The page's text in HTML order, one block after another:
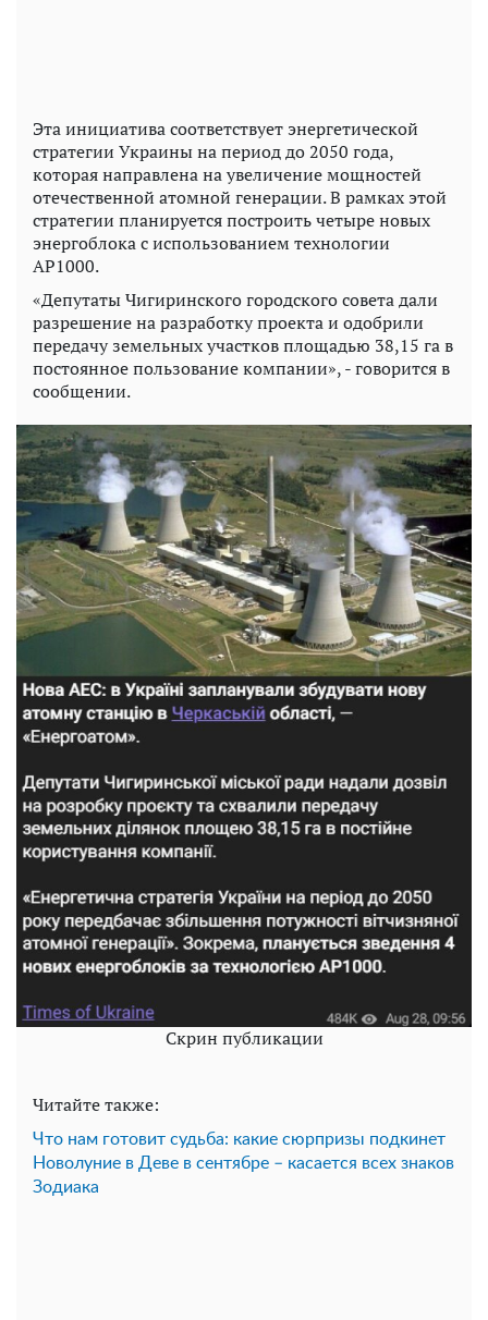
Эта инициатива соответствует энергетической
стратегии Украины на период до 2050 года,
которая направлена ​​на увеличение мощностей
отечественной атомной генерации. В рамках этой
стратегии планируется построить четыре новых
энергоблока с использованием технологии
AP1000.
«Депутаты Чигиринского городского совета дали
разрешение на разработку проекта и одобрили
передачу земельных участков площадью 38,15 га в
постоянное пользование компании», - говорится в
сообщении.
Скрин публикации
Читайте также:
Что нам готовит судьба: какие сюрпризы подкинет
Новолуние в Деве в сентябре – касается всех знаков
Зодиака